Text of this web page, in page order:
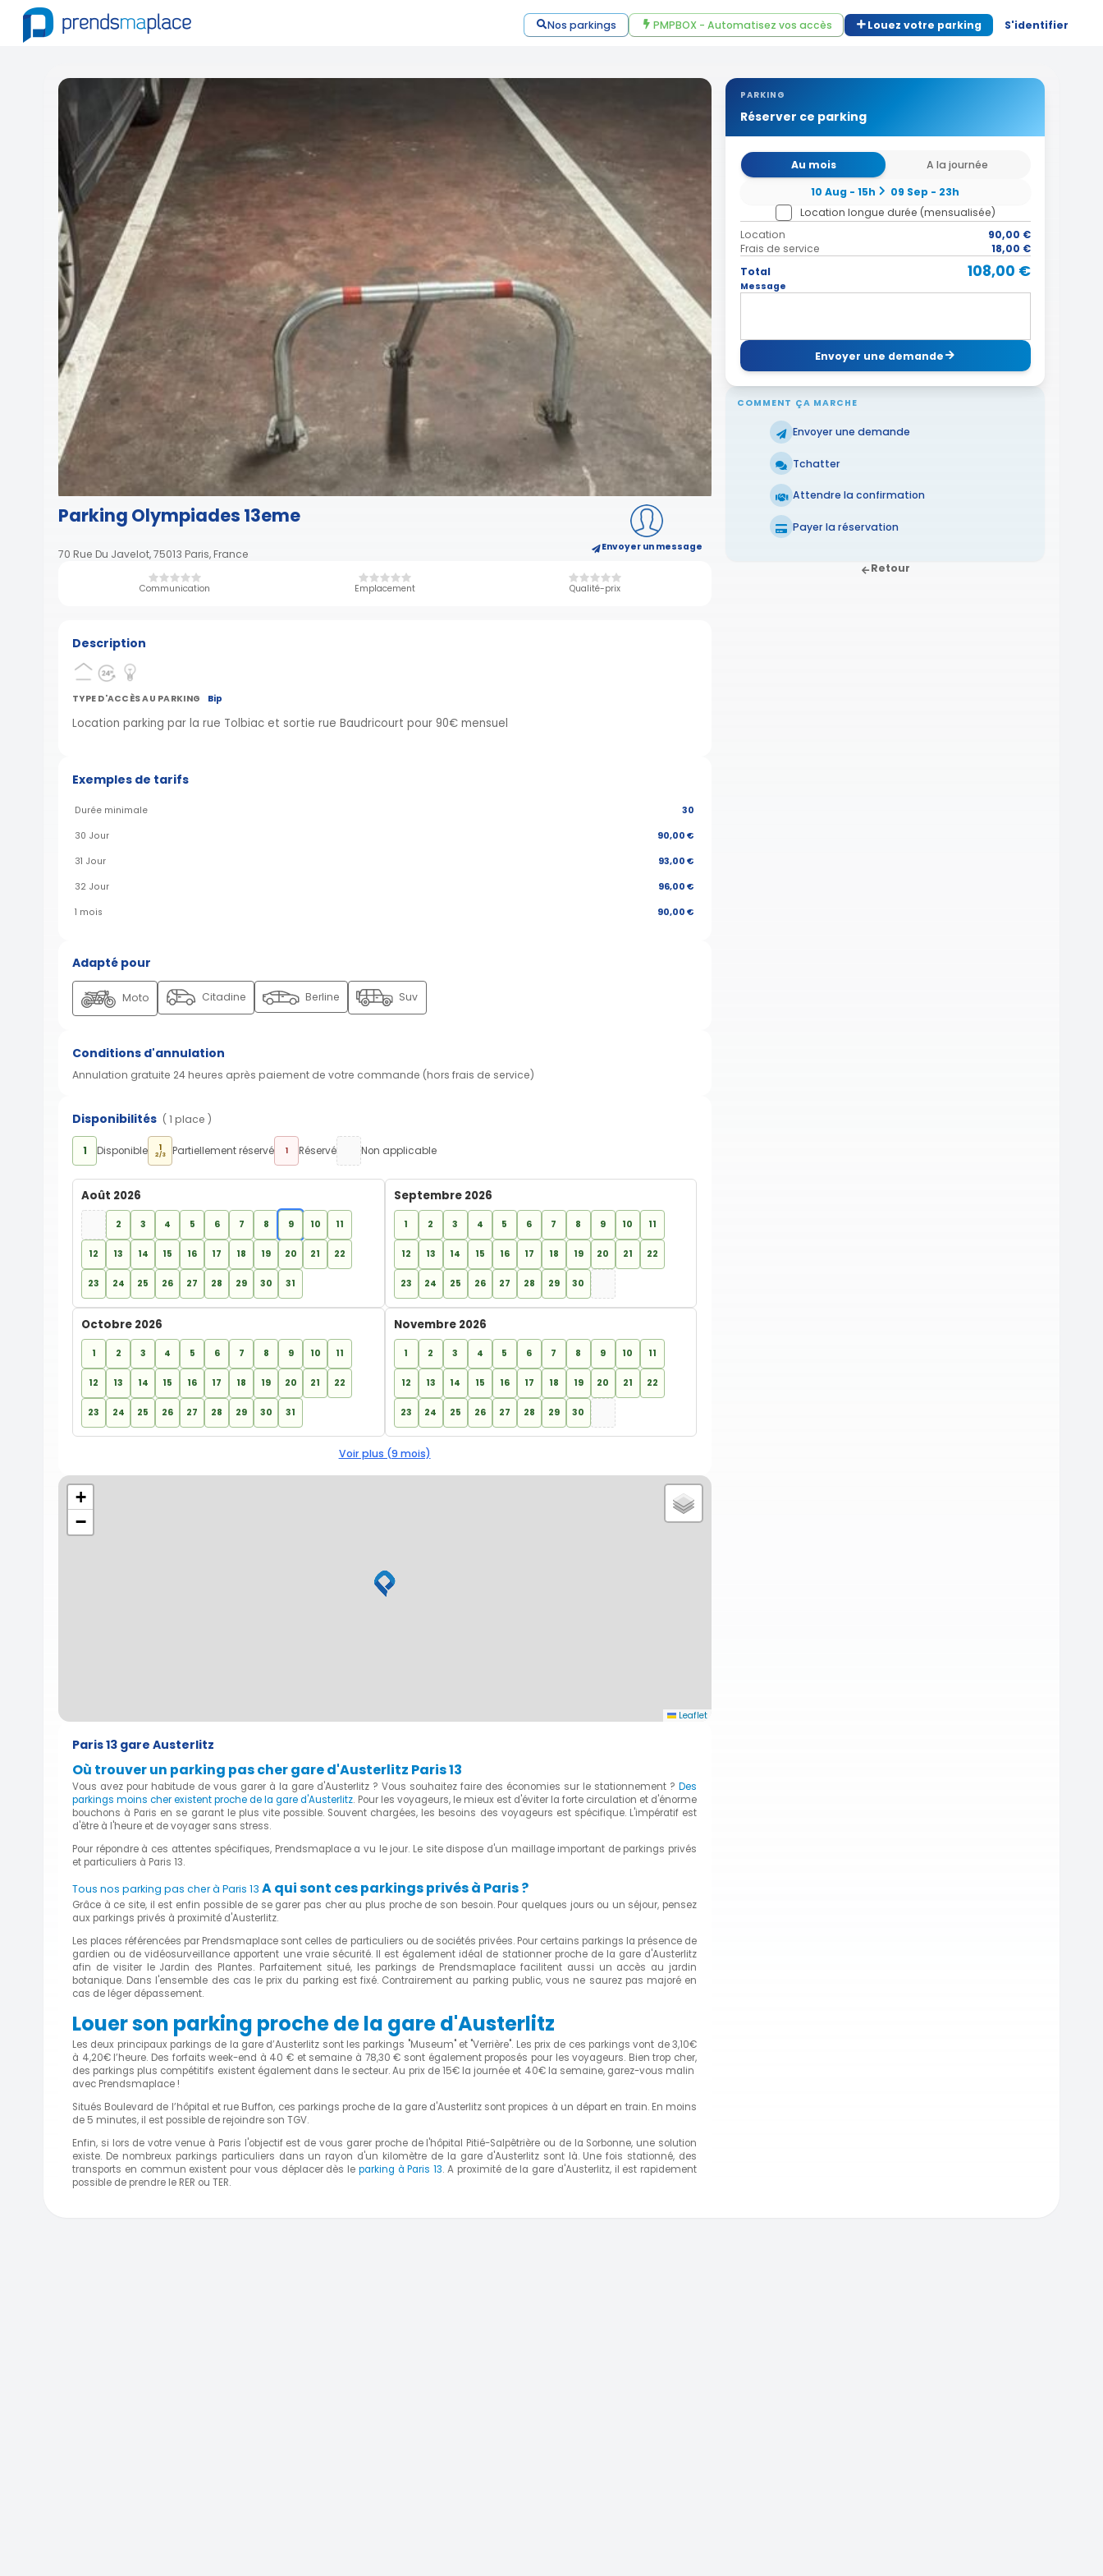
Nos parkings PMPBOX - Automatisez vos accès Louez votre parking S'identifier
Parking Olympiades 13eme
70 Rue Du Javelot, 75013 Paris, France Envoyer un message
Communication Emplacement Qualité-prix
PARKING
Réserver ce parking
Au mois
A la journée
10 Aug - 15h
09 Sep - 23h
Location longue durée (mensualisée)
Location
90,00 €
Frais de service
18,00 €
Total
108,00 €
Message
Envoyer une demande
COMMENT ÇA MARCHE
Envoyer une demande
Tchatter
Attendre la confirmation
Payer la réservation
Retour
Description
TYPE D'ACCÈS AU PARKING Bip
Location parking par la rue Tolbiac et sortie rue Baudricourt pour 90€ mensuel
Exemples de tarifs
Durée minimale 30
30 Jour 90,00 €
31 Jour 93,00 €
32 Jour 96,00 €
1 mois 90,00 €
Adapté pour
Moto Citadine Berline Suv
Conditions d'annulation
Annulation gratuite 24 heures après paiement de votre commande (hors frais de service)
Disponibilités ( 1 place )
1 Disponible 1
2/3 Partiellement réservé 1 Réservé Non applicable
Août 2026
2 3 4 5 6 7 8 9 10 11
12 13 14 15 16 17 18 19 20 21 22
23 24 25 26 27 28 29 30 31
Septembre 2026
1 2 3 4 5 6 7 8 9 10 11
12 13 14 15 16 17 18 19 20 21 22
23 24 25 26 27 28 29 30
Octobre 2026
1 2 3 4 5 6 7 8 9 10 11
12 13 14 15 16 17 18 19 20 21 22
23 24 25 26 27 28 29 30 31
Novembre 2026
1 2 3 4 5 6 7 8 9 10 11
12 13 14 15 16 17 18 19 20 21 22
23 24 25 26 27 28 29 30
Voir plus (9 mois)
+
−
Leaflet
Paris 13 gare Austerlitz
Où trouver un parking pas cher gare d'Austerlitz Paris 13
Vous avez pour habitude de vous garer à la gare d'Austerlitz ? Vous souhaitez faire des économies sur le stationnement ?Des
parkings moins cher existent proche de la gare d'Austerlitz. Pour les voyageurs, le mieux est d'éviter la forte circulation et d'énorme
bouchons à Paris en se garant le plus vite possible. Souvent chargées, les besoins des voyageurs est spécifique. L'impératif est
d'être à l'heure et de voyager sans stress.
Pour répondre à ces attentes spécifiques, Prendsmaplace a vu le jour. Le site dispose d'un maillage important de parkings privés
et particuliers à Paris 13.
Tous nos parking pas cher à Paris 13 A qui sont ces parkings privés à Paris ?
Grâce à ce site, il est enfin possible de se garer pas cher au plus proche de son besoin. Pour quelques jours ou un séjour, pensez
aux parkings privés à proximité d'Austerlitz.
Les places référencées par Prendsmaplace sont celles de particuliers ou de sociétés privées. Pour certains parkings la présence de
gardien ou de vidéosurveillance apportent une vraie sécurité. Il est également idéal de stationner proche de la gare d'Austerlitz
afin de visiter le Jardin des Plantes. Parfaitement situé, les parkings de Prendsmaplace facilitent aussi un accès au jardin
botanique. Dans l'ensemble des cas le prix du parking est fixé. Contrairement au parking public, vous ne saurez pas majoré en
cas de léger dépassement.
Louer son parking proche de la gare d'Austerlitz
Les deux principaux parkings de la gare d’Austerlitz sont les parkings "Museum" et "Verrière". Les prix de ces parkings vont de 3,10€
à 4,20€ l’heure. Des forfaits week-end à 40 € et semaine à 78,30 € sont également proposés pour les voyageurs. Bien trop cher,
des parkings plus compétitifs existent également dans le secteur. Au prix de 15€ la journée et 40€ la semaine, garez-vous malin
avec Prendsmaplace !
Situés Boulevard de l’hôpital et rue Buffon, ces parkings proche de la gare d'Austerlitz sont propices à un départ en train. En moins
de 5 minutes, il est possible de rejoindre son TGV.
Enfin, si lors de votre venue à Paris l'objectif est de vous garer proche de l'hôpital Pitié-Salpêtrière ou de la Sorbonne, une solution
existe. De nombreux parkings particuliers dans un rayon d'un kilomètre de la gare d'Austerlitz sont là. Une fois stationné, des
transports en commun existent pour vous déplacer dès le parking à Paris 13. A proximité de la gare d'Austerlitz, il est rapidement
possible de prendre le RER ou TER.